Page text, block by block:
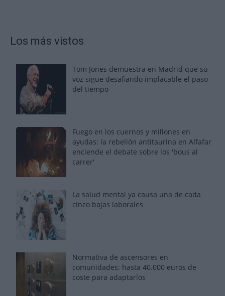
Los más vistos
Tom Jones demuestra en Madrid que su
voz sigue desafiando implacable el paso
del tiempo
Fuego en los cuernos y millones en
ayudas: la rebelión antitaurina en Alfafar
enciende el debate sobre los 'bous al
carrer'
La salud mental ya causa una de cada
cinco bajas laborales
Normativa de ascensores en
comunidades: hasta 40.000 euros de
coste para adaptarlos